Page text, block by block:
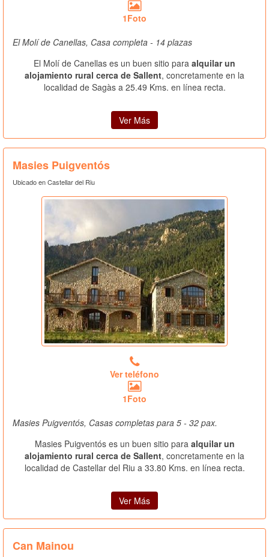
1Foto
El Molí de Canellas, Casa completa - 14 plazas
El Molí de Canellas es un buen sitio para alquilar un
alojamiento rural cerca de Sallent, concretamente en la
localidad de Sagàs a 25.49 Kms. en línea recta.
Ver Más
Masies Puigventós
Ubicado en Castellar del Riu
Ver teléfono
1Foto
Masies Puigventós, Casas completas para 5 - 32 pax.
Masies Puigventós es un buen sitio para alquilar un
alojamiento rural cerca de Sallent, concretamente en la
localidad de Castellar del Riu a 33.80 Kms. en línea recta.
Ver Más
Can Mainou